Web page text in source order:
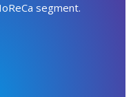
segment.